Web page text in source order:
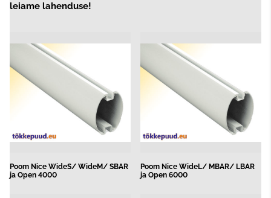
leiame lahenduse!
Poom Nice WideS/ WideM/ SBAR
ja Open 4000
Poom Nice WideL/ MBAR/ LBAR
ja Open 6000